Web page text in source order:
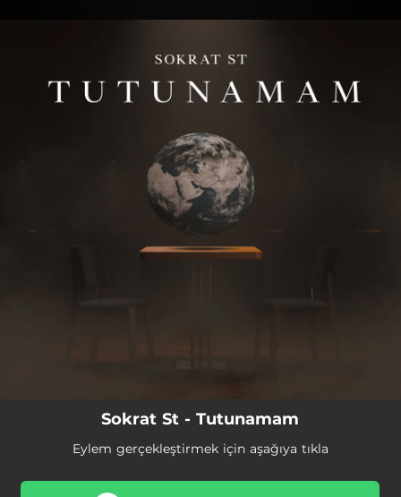
You're all set!
Sokrat St - Tutunamam
Eylem gerçekleştirmek için aşağıya tıkla